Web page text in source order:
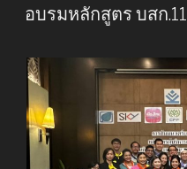
ON
อบรมหลักสูตร บสก.11